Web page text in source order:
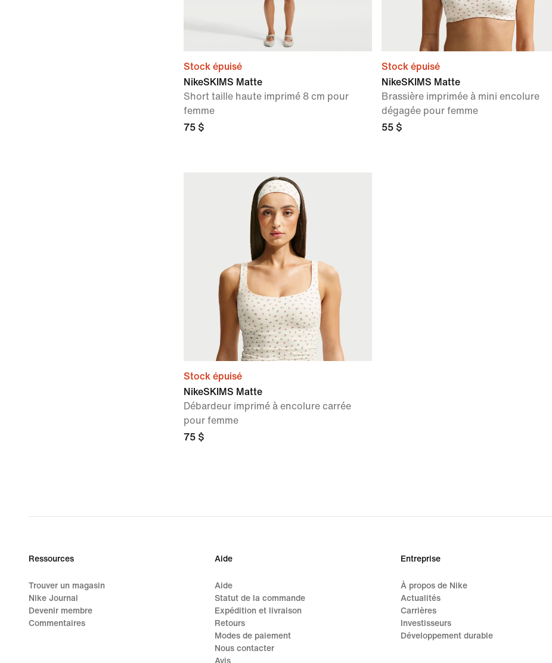
Stock épuisé
NikeSKIMS Matte
Short taille haute imprimé 8 cm pour
femme
75 $
Stock épuisé
NikeSKIMS Matte
Brassière imprimée à mini encolure
dégagée pour femme
55 $
Stock épuisé
NikeSKIMS Matte
Débardeur imprimé à encolure carrée
pour femme
75 $
Ressources
Trouver un magasin
Nike Journal
Devenir membre
Commentaires
Aide
Aide
Statut de la commande
Expédition et livraison
Retours
Modes de paiement
Nous contacter
Avis
Entreprise
À propos de Nike
Actualités
Carrières
Investisseurs
Développement durable